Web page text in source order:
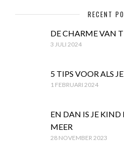
RECENT
DE CHARME VAN
3 JULI 2024
5 TIPS VOOR ALS
1 FEBRUARI 2024
EN DAN IS JE
MEER
28 NOVEMBER 2023